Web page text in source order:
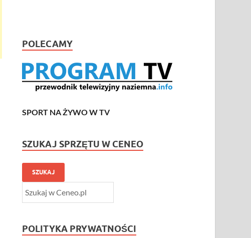
POLECAMY
SPORT NA ŻYWO W TV
SZUKAJ SPRZĘTU W CENEO
SZUKAJ
POLITYKA PRYWATNOŚCI